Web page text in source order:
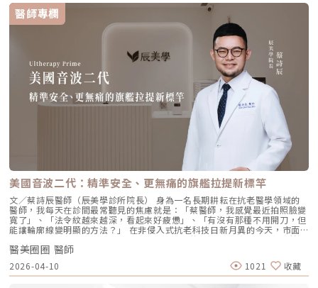
緣的曲線。這五個點位並非用來「填充凹陷」，而是作為信號啟動點，讓玻
尿酸在皮下如水幕般擴散，誘導彈力蛋白大量新生，像是在皮下植入了一層
隱形的「彈力網」，讓下顎線與中臉自然回歸緊緻狀態。2. 火雞頸與橫向頸
紋：修復彈力纖維的救星頸部皮膚極薄，且缺乏支撐結構，老化多半是因為
彈力纖維斷裂。傳統填充型玻尿酸因為有化學交聯，施打後容易因重力或皮
膚過薄而產生凸起（毛毛蟲現象）。Profhilo 具備極佳的流動性，能均勻
滲透進頸部真皮層，不是填平皺紋，而是從底層重塑頸部肌膚的厚度與張
力，是目前改善頸部質感的首選。3. 手背（雞爪手）：重建真皮層的緊實度
雙手最容易因彈力蛋白流失而顯得乾癟、血管明顯。Profhilo 透過「非填
充」的方式，啟動手背肌膚的自我修復機制。它不僅是補水，更是透過生物
重塑增加組織的彈性與結構感，讓手背肌膚恢復細緻平滑，找回如少女般優
雅的肌膚張力。4. 口周細紋：自然軟化而不僵硬對於愛笑或年長客戶常見的
唇周紋，若使用傳統填充物，常會因為增加了體積而讓表情變得僵硬。
Profhilo 透過液態拉皮的原理，在不改變五官比例的前提下，誘導唇周肌
膚新生彈力蛋白，從底層「軟化」細小紋路，讓整個人看起來更加柔和、自
然。六、 蔡醫師的診間建議：如何規劃妳的「逆時針」計畫？在辰美學，
我們追求的是「長效且細膩」的美，而非瞬間的煙火式改變。針對初次接觸
Profhilo 逆時針 的客戶，我通常會建議以「週期性重塑」的方式來規劃妳
的專屬美學地圖：1. 基礎療程：建議至少進行 2 至 3 次為了達到最佳的彈
力蛋白新生與肌底環境優化，單次施打僅是啟動信號，完整的重塑需要時間
堆疊： 啟動期（第 1 次與第 2 次）： 建議間隔 1 個月施打。這兩次密集的
治療能確保高濃度玻尿酸在真皮層內建立穩固的擴散網絡，全面活化纖維母
細胞。 強化期（第 2 次與第 3 次）： 建議間隔3到6個月進行第三次施打。
這是一個關鍵的鞏固點，能延續細胞的再生信號，讓拉皮效果更具層次感。
維持期： 經過這 3 次完整的週期療程後，肌膚的緊緻度與細緻質感通常可
以維持九個月左右的時間。2.術後照護：輕盈無負擔的修復由於 Profhilo
是極高純度的玻尿酸且不含化學交聯劑，術後反應極輕。只需在 24 小時內
避免劇烈運動與高溫環境（如溫泉、蒸氣室、高溫瑜伽），其餘日常生活、
與傳統玻尿酸不同，璞菲洛不以填補凹陷為目的，而是透過生物重塑（bio-
remodeling）方式，喚醒肌膚自身的修復機能，促進膠原蛋白和彈力蛋白
的生成，達到自然緊緻與改善膚質的效果。璞菲洛Profhilo的五大特色璞菲
洛之所以能引發醫美界關注，主要在於它與傳統玻尿酸有著本質上的不同，
透過獨特技術從根本上改善肌膚狀態。以下是璞菲洛最突出的五大特色：1.
獨特「生物重塑」機制：啟動膠原與彈力蛋白再生璞菲洛的核心技術採用專
利高、低分子量玻尿酸複合配方，在不添加交聯劑的情況下，能刺激皮膚深
層的纖維母細胞、角質細胞和脂肪細胞，促使膠原蛋白和彈力蛋白大量新
生，從源頭改善肌膚鬆弛與老化問題。2. 全面改善膚況：不只填補，更提升
整體膚質有別於傳統玻尿酸的局部填充，璞菲洛注射後會均勻擴散至皮膚的
真皮層與皮下組織。這使得它能全面性地改善肌膚，包括： 提升肌膚緊實
度與彈性 深層補水、改善乾燥與粗糙 減少細紋、改善膚色不均3. 自然柔和
的效果：告別「饅化臉」璞菲洛的質地較輕盈、流動性高，主要作用提升肌
膚本身的飽滿度與光澤，而不是增加額外體積。因此，能帶來自然、柔和的
改善效果，避免了傳統填充劑可能導致的僵硬或「饅化」現象，讓你看起來
就像是膚況變好了，而不是動了手腳。4. 獨創 BAP 五點注射技術：療程更
舒適、更快速採用獨家的 BAP (Bio Aesthetic Points) 五點注射技術。醫師
只需在臉部兩側各選擇五個精準的生物美學點進行注射，就能讓玻尿酸均勻
擴散至全臉。這大大減少了注射的針數和疼痛感，也降低了術後瘀青和腫脹
的機率，讓療程更加舒適、快速。5. 高濃度、不含交聯劑：安全性高、低發
炎風險以高濃度玻尿酸為主要成分，且製程中不使用任何化學交聯劑，能有
效降低注射後的發炎反應與過敏風險。同時，也經過多項國際認證，確保了
產品的純淨與安全性。逆時針（Profhilo） vs. 傳統玻尿酸比較 療程名稱
逆時針 (Profhilo) 傳統玻尿酸填充劑 主要功能 「生物重塑」(Bio-
remodeling)， 刺激膠原蛋白和彈力蛋白再生，從根本改善膚質 「填充」
和「支撐」， 用於填補凹陷、雕塑輪廓 成分組成 專利技術結合高低分子玻
尿酸， 64mg/2ml 高濃度，無交聯劑 玻尿酸會添加交聯劑，以增加黏度和
支撐力， 能維持體積不被快速分解 作用機制 注射後會均勻擴散至皮膚深
醫師專欄
美國音波二代：精準安全、更無痛的旗艦拉提新標竿
文／蔡詩辰醫師（辰美學診所院長） 身為一名長期耕耘在抗老醫學領域的
醫師，我每天在診間最常聽見的焦慮就是：「蔡醫師，我感覺最近拍照臉變
寬了」、「法令紋越來越深，看起來好疲憊」、「有沒有那種不用開刀，但
能讓輪廓線變明顯的方法？」 在非侵入式抗老科技日新月異的今天，市面
上的音波儀器琳瑯滿目。但每當病患詢問我最信任哪一台儀器時，我的首選
始終是 Ultherapy 美國音波。而在 2026 年的現在，隨著 Ultherapy
Prime（美音二代） 的問世，醫美界正式進入了「精準醫療」的新紀元。這
篇文章，我將以專業醫師的角度，深度拆解為什麼美音二代會成為我臨床治
療的核心，以及它如何重新定義抗老的黃金標準。一、 為什麼「看得到」
醫美圈圈 醫師
2026-04-10 1021 收藏